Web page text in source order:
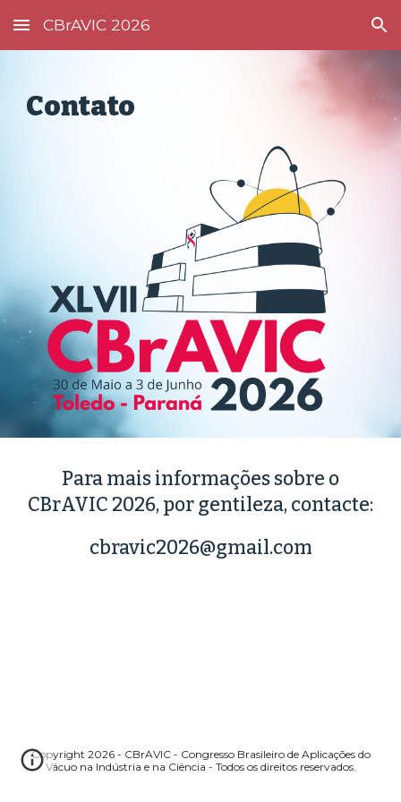
Skip to main content Skip to navigation
CBrAVIC 2026
Contato
Para mais informações sobre o
CBrAVIC 2026, por gentileza, contacte:
cbravic2026@gmail.com
Copyright 2026 - CBrAVIC - Congresso Brasileiro de Aplicações do
Vácuo na Indústria e na Ciência - Todos os direitos reservados.